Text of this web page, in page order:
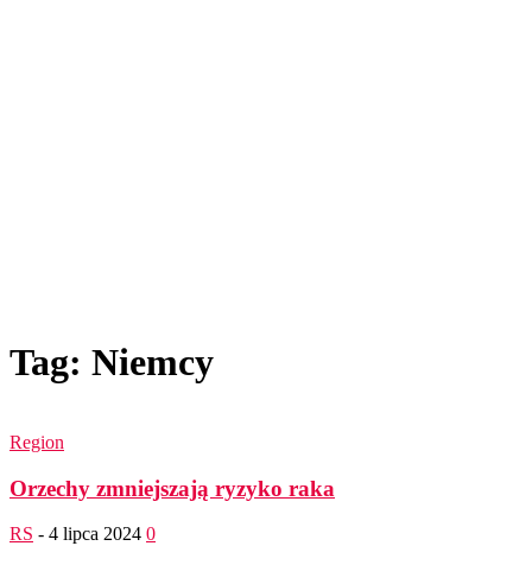
Tag: Niemcy
Region
Orzechy zmniejszają ryzyko raka
RS - 4 lipca 2024 0